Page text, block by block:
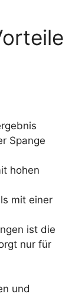
Spange
hohen
mit einer
ist die
nur für
und